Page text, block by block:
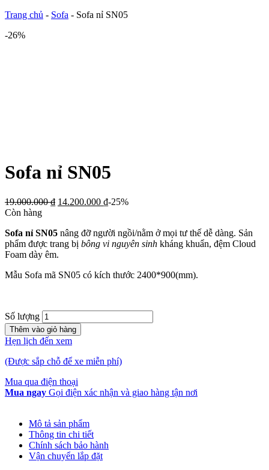
Trang chủ - Sofa - Sofa nỉ SN05
-26%
Sofa nỉ SN05
19.000.000₫ 14.200.000 ₫-25%
Còn hàng
Sofa nỉ SN05 nâng đỡ người ngồi/nằm ở mọi tư thế dễ dàng. Sản
phẩm được trang bị bông vi nguyên sinh kháng khuẩn, đệm Cloud
Foam dày êm.
Mẫu Sofa mã SN05 có kích thước 2400*900(mm).
Số lượng
Thêm vào giỏ hàng
Hẹn lịch đến xem
(Được sắp chỗ để xe miễn phí)
Mua qua điện thoại
Mua ngay Gọi điện xác nhận và giao hàng tận nơi
Mô tả sản phẩm
Thông tin chi tiết
Chính sách bảo hành
Vận chuyển lắp đặt